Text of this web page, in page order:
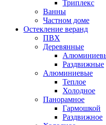
Триплекс
Ванны
Частном доме
Остекление веранд
ПВХ
Деревянные
Раздвижные
Алюминиевые
Теплое
Холодное
Панорамное
Гармошкой
Раздвижное